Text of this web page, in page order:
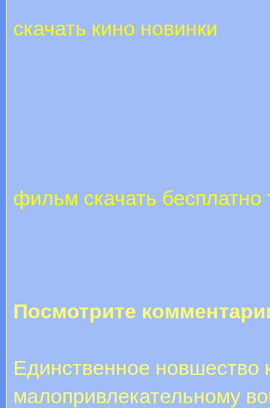
скачать кино новинки
фильм скачать бесплатно
Посмотрите
Единственное новшество
малопривлекательному